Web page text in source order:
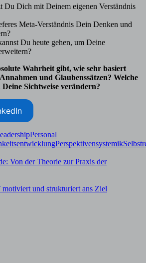
Du Dich mit Deinem eigenen Verständnis
Meta-Verständnis Dein Denken und
Du heute gehen, um Deine
Wahrheit gibt, wie sehr basiert
und Glaubenssätzen? Welche
Sichtweise verändern?
Personal
Perspektivensystemik
Von der Theorie zur Praxis der
und strukturiert ans Ziel